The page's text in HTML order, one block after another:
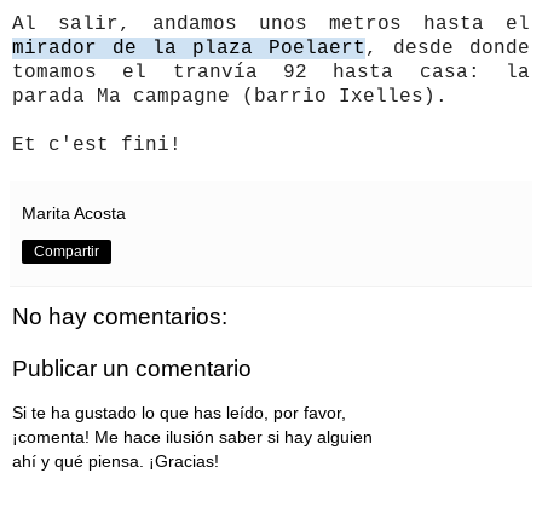
Al salir, andamos unos metros hasta el
mirador de la plaza Poelaert , desde donde
tomamos el tranvía 92 hasta casa: la
parada Ma campagne (barrio Ixelles).
Et c'est fini!
Marita Acosta
Compartir
No hay comentarios:
Publicar un comentario
Si te ha gustado lo que has leído, por favor,
¡comenta! Me hace ilusión saber si hay alguien
ahí y qué piensa. ¡Gracias!